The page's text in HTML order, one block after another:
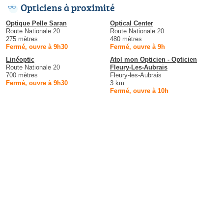
Opticiens à proximité
Optique Pelle Saran
Route Nationale 20
275 mètres
Fermé, ouvre à 9h30
Optical Center
Route Nationale 20
480 mètres
Fermé, ouvre à 9h
Linéoptic
Route Nationale 20
700 mètres
Fermé, ouvre à 9h30
Atol mon Opticien - Opticien
Fleury-Les-Aubrais
Fleury-les-Aubrais
3 km
Fermé, ouvre à 10h